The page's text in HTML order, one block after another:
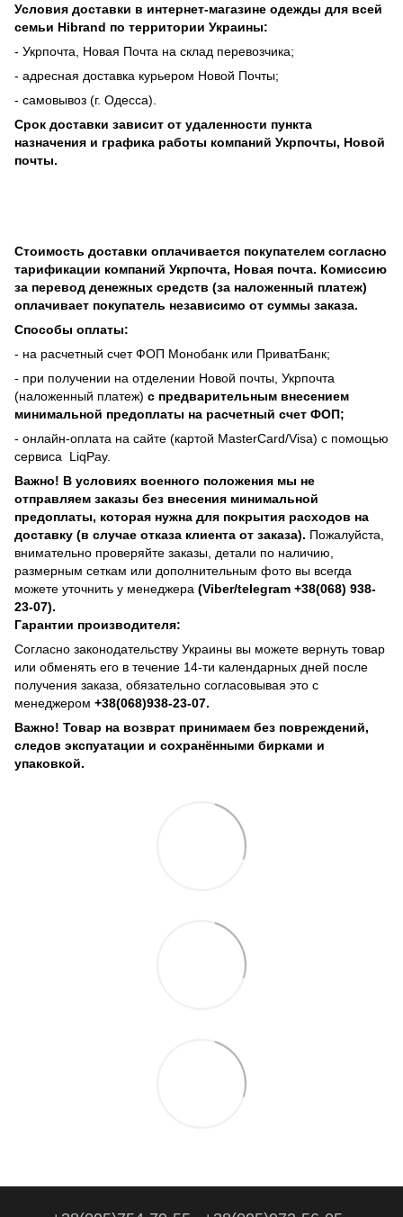
Условия доставки в интернет-магазине одежды для всей
семьи Hibrand по территории Украины:
- Укрпочта, Новая Почта на склад перевозчика;
- адресная доставка курьером Новой Почты;
- самовывоз (г. Одесса).
Срок доставки зависит от удаленности пункта
назначения и графика работы компаний Укрпочты, Новой
почты.
Стоимость доставки оплачивается покупателем согласно
тарификации компаний Укрпочта, Новая почта. Комиссию
за перевод денежных средств (за наложенный платеж)
оплачивает покупатель независимо от суммы заказа.
Способы оплаты:
- на расчетный счет ФОП Монобанк или ПриватБанк;
- при получении на отделении Новой почты, Укрпочта
(наложенный платеж) с предварительным внесением
минимальной предоплаты на расчетный счет ФОП;
- онлайн-оплата на сайте (картой MasterCard/Visa) с помощью
сервиса LiqPay.
Важно! В условиях военного положения мы не
отправляем заказы без внесения минимальной
предоплаты, которая нужна для покрытия расходов на
доставку (в случае отказа клиента от заказа). Пожалуйста,
внимательно проверяйте заказы, детали по наличию,
размерным сеткам или дополнительным фото вы всегда
можете уточнить у менеджера (Viber/telegram +38(068) 938-
23-07).
Гарантии производителя:
Согласно законодательству Украины вы можете вернуть товар
или обменять его в течение 14-ти календарных дней после
получения заказа, обязательно согласовывая это с
менеджером +38(068)938-23-07.
Важно! Товар на возврат принимаем без повреждений,
следов экспуатации и сохранёнными бирками и
упаковкой.